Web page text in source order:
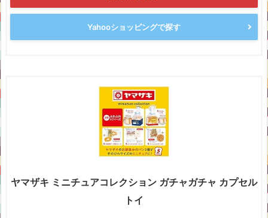
Yahooショッピングで探す
ヤマザキ ミニチュアコレクション ガチャガチャ カプセル
トイ